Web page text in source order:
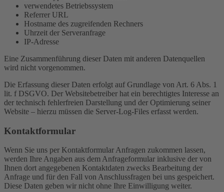
verwendetes Betriebssystem
Referrer URL
Hostname des zugreifenden Rechners
Uhrzeit der Serveranfrage
IP-Adresse
Eine Zusammenführung dieser Daten mit anderen Datenquellen
wird nicht vorgenommen.
Die Erfassung dieser Daten erfolgt auf Grundlage von Art. 6 Abs. 1
lit. f DSGVO. Der Websitebetreiber hat ein berechtigtes Interesse an
der technisch fehlerfreien Darstellung und der Optimierung seiner
Website – hierzu müssen die Server-Log-Files erfasst werden.
Kontaktformular
Wenn Sie uns per Kontaktformular Anfragen zukommen lassen,
werden Ihre Angaben aus dem Anfrageformular inklusive der von
Ihnen dort angegebenen Kontaktdaten zwecks Bearbeitung der
Anfrage und für den Fall von Anschlussfragen bei uns gespeichert.
Diese Daten geben wir nicht ohne Ihre Einwilligung weiter.